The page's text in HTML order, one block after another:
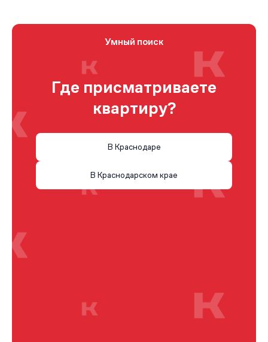
Умный поиск
Где присматриваете
квартиру?
В Краснодаре
В Краснодарском крае